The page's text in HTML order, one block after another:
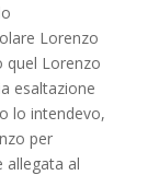
Lorenzo
quel Lorenzo
esaltazione
lo intendevo,
per
allegata al